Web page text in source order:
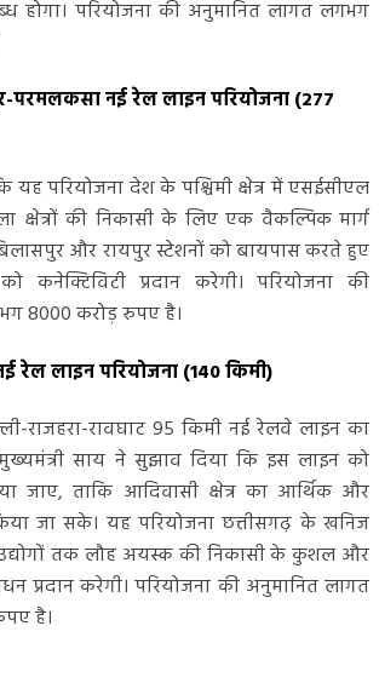
होगा। परियोजना की अनुमानित लागत लगभग
परमलकसा नई रेल लाइन परियोजना (277
यह परियोजना देश के पश्चिमी क्षेत्र में एसईसीएल
की निकासी के लिए एक वैकल्पिक मार्ग
और रायपुर स्टेशनों को बायपास करते हुए
कनेक्टिविटी प्रदान करेगी। परियोजना की
8000 करोड़ रुपए है।
रेल लाइन परियोजना (140 किमी)
राजहरा-रावघाट 95 किमी नई रेलवे लाइन का
मुख्यमंत्री साय ने सुझाव दिया कि इस लाइन को
जाए, ताकि आदिवासी क्षेत्र का आर्थिक और
जा सके। यह परियोजना छत्तीसगढ़ के खनिज
उद्योगों तक लौह अयस्क की निकासी के कुशल और
प्रदान करेगी। परियोजना की अनुमानित लागत
है।